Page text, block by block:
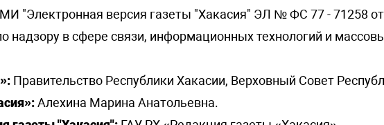
"Электронная версия газеты "Хакасия" ЭЛ № ФС 77 - 71258 от
надзору в сфере связи, информационных технологий и
Правительство Республики Хакасии, Верховный Совет
Алехина Марина Анатольевна.